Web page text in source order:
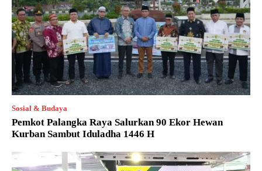
Sosial & Budaya
Pemkot Palangka Raya Salurkan 90 Ekor Hewan
Kurban Sambut Iduladha 1446 H